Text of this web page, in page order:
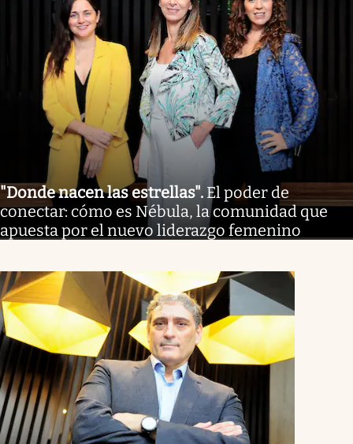
"Donde nacen las estrellas". El poder de
conectar: cómo es Nébula, la comunidad que
apuesta por el nuevo liderazgo femenino